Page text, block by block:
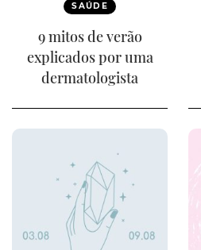
SAÚDE
9 mitos de verão
explicados por uma
dermatologista